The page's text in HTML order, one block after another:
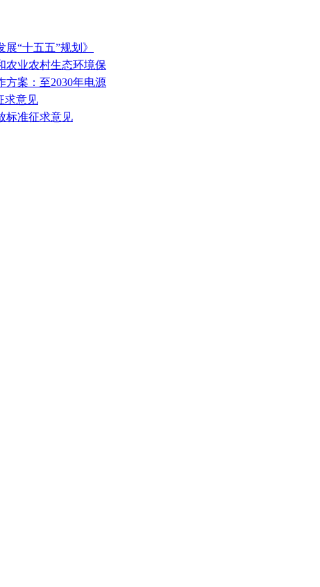
“十五五”规划》
农业农村生态环境保
方案：至2030年电源
求意见
标准征求意见